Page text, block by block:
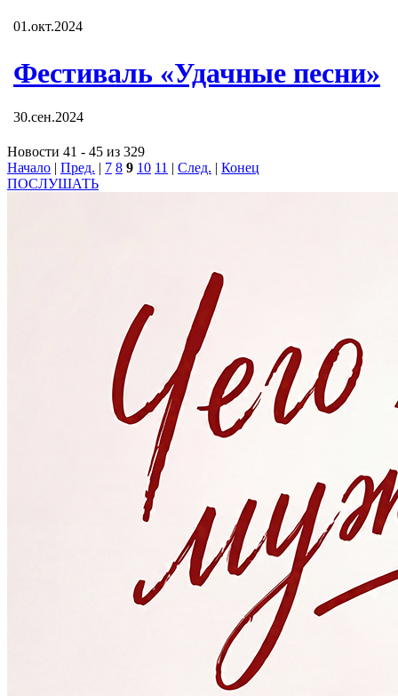
01.окт.2024
Фестиваль «Удачные песни»
30.сен.2024
Новости 41 - 45 из 329
Начало | Пред. | 7 8 9 10 11 | След. | Конец
ПОСЛУШАТЬ